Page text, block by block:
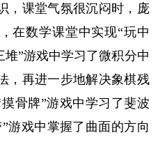
，课堂气氛很沉闷时，庞
在数学课堂中实现“玩中
堆”游戏中学习了微积分中
，再进一步地解决象棋残
骨牌”游戏中学习了斐波
游戏中掌握了曲面的方向